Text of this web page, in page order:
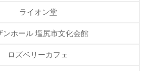
ライオン堂
ンホール 塩尻市文化会館
ロズベリーカフェ